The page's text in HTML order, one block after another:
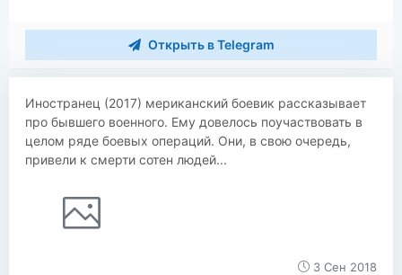
Открыть в Telegram
Иностранец (2017) мериканский боевик рассказывает
про бывшего военного. Ему довелось поучаствовать в
целом ряде боевых операций. Они, в свою очередь,
привели к смерти сотен людей...
3 Сен 2018